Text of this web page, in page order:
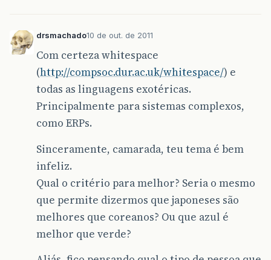
drsmachado10 de out. de 2011
Com certeza whitespace
(http://compsoc.dur.ac.uk/whitespace/) e
todas as linguagens exotéricas.
Principalmente para sistemas complexos,
como ERPs.
Sinceramente, camarada, teu tema é bem
infeliz.
Qual o critério para melhor? Seria o mesmo
que permite dizermos que japoneses são
melhores que coreanos? Ou que azul é
melhor que verde?